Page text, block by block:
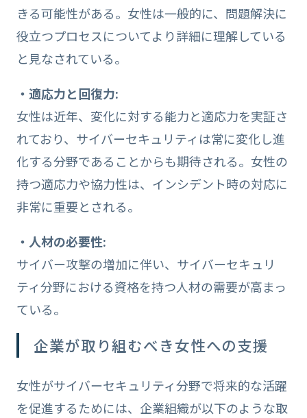
きる可能性がある。女性は一般的に、問題解決に
役立つプロセスについてより詳細に理解している
と見なされている。
・適応力と回復力:
女性は近年、変化に対する能力と適応力を実証さ
れており、サイバーセキュリティは常に変化し進
化する分野であることからも期待される。女性の
持つ適応力や協力性は、インシデント時の対応に
非常に重要とされる。
・人材の必要性:
サイバー攻撃の増加に伴い、サイバーセキュリ
ティ分野における資格を持つ人材の需要が高まっ
ている。
企業が取り組むべき女性への支援
女性がサイバーセキュリティ分野で将来的な活躍
を促進するためには、企業組織が以下のような取